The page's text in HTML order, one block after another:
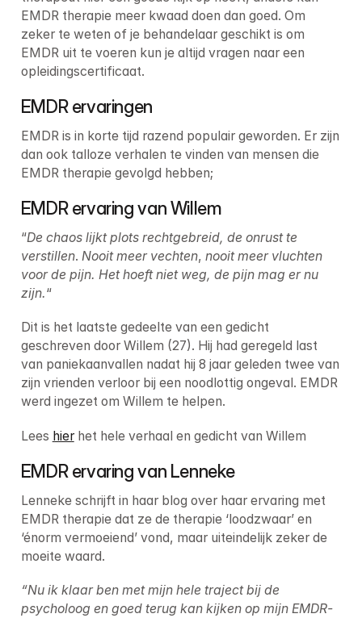
EMDR therapie meer kwaad doen dan goed. Om
zeker te weten of je behandelaar geschikt is om
EMDR uit te voeren kun je altijd vragen naar een
opleidingscertificaat.
EMDR ervaringen
EMDR is in korte tijd razend populair geworden. Er zijn
dan ook talloze verhalen te vinden van mensen die
EMDR therapie gevolgd hebben;
EMDR ervaring van Willem
“De chaos lijkt plots rechtgebreid, de onrust te
verstillen. Nooit meer vechten, nooit meer vluchten
voor de pijn. Het hoeft niet weg, de pijn mag er nu
zijn.“
Dit is het laatste gedeelte van een gedicht
geschreven door Willem (27). Hij had geregeld last
van paniekaanvallen nadat hij 8 jaar geleden twee van
zijn vrienden verloor bij een noodlottig ongeval. EMDR
werd ingezet om Willem te helpen.
Lees hier het hele verhaal en gedicht van Willem
EMDR ervaring van Lenneke
Lenneke schrijft in haar blog over haar ervaring met
EMDR therapie dat ze de therapie ‘loodzwaar’ en
‘énorm vermoeiend’ vond, maar uiteindelijk zeker de
moeite waard.
“Nu ik klaar ben met mijn hele traject bij de
psycholoog en goed terug kan kijken op mijn EMDR-